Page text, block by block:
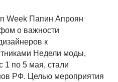
Week Папин Апроян
о важности
к
Недели моды,
1 по 5 мая, стали
РФ. Целью мероприятия